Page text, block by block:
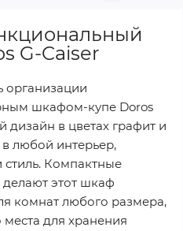
G-Caiser
организации
шкафом-купе Doros
дизайн в цветах графит и
любой интерьер,
стиль. Компактные
этот шкаф
комнат любого размера,
для хранения